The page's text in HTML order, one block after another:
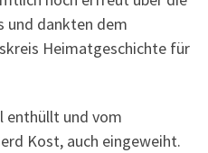
und dankten dem
Heimatgeschichte für
enthüllt und vom
Kost, auch eingeweiht.